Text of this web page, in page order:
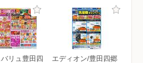
リュ豊田四
エディオン/豊田四郷